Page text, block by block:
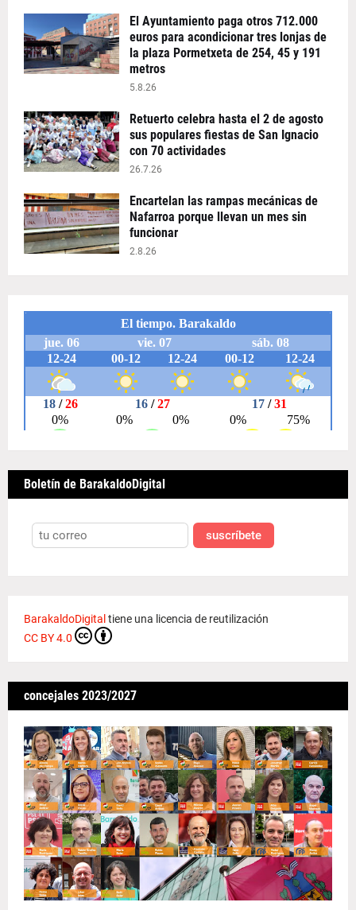
El Ayuntamiento paga otros 712.000
euros para acondicionar tres lonjas de
la plaza Pormetxeta de 254, 45 y 191
metros
5.8.26
Retuerto celebra hasta el 2 de agosto
sus populares fiestas de San Ignacio
con 70 actividades
26.7.26
Encartelan las rampas mecánicas de
Nafarroa porque llevan un mes sin
funcionar
2.8.26
Boletín de BarakaldoDigital
suscríbete
BarakaldoDigital tiene una licencia de reutilización
CC BY 4.0
concejales 2023/2027